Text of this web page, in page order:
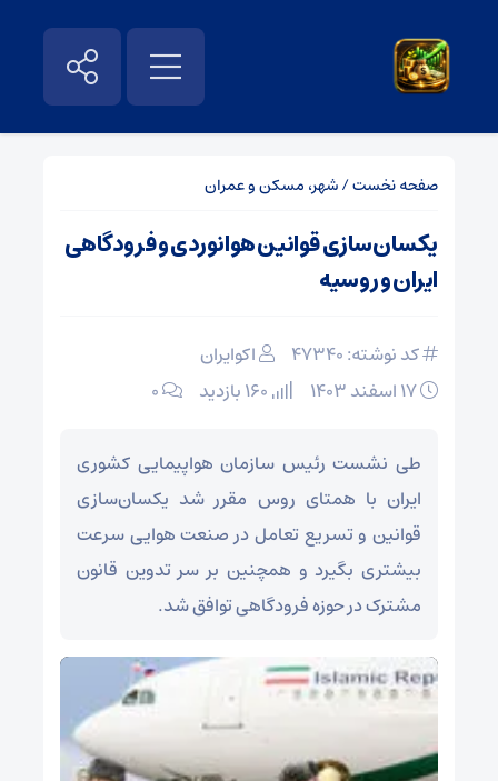
صفحه نخست/شهر، مسکن و عمران
یکسان‌سازی قوانین هوانوردی و فرودگاهی
ایران و روسیه
کد نوشته: 47340
اکوایران
۰
طی نشست رئیس سازمان هواپیمایی کشوری
ایران با همتای روس مقرر شد یکسان‌سازی
قوانین و تسریع تعامل در صنعت هوایی سرعت
بیشتری بگیرد و همچنین بر سر تدوین قانون
مشترک در حوزه فرودگاهی توافق شد.